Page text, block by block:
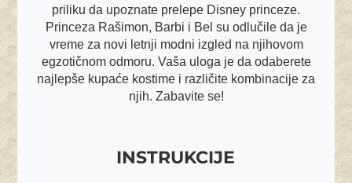
priliku da upoznate prelepe Disney princeze.
Princeza Rašimon, Barbi i Bel su odlučile da je
vreme za novi letnji modni izgled na njihovom
egzotičnom odmoru. Vaša uloga je da odaberete
najlepše kupaće kostime i različite kombinacije za
njih. Zabavite se!
INSTRUKCIJE